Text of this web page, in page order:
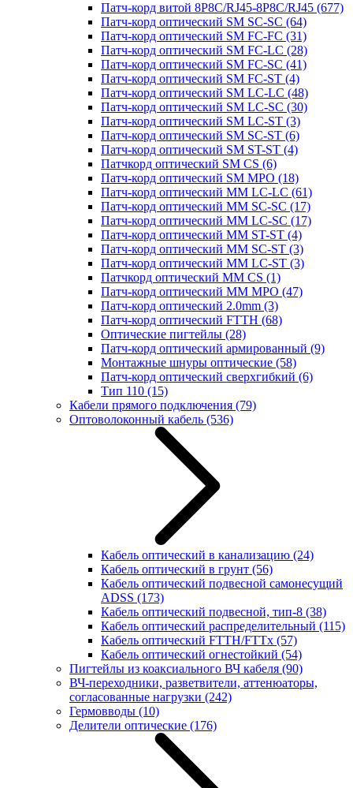
Патч-корд витой 8P8C/RJ45-8P8C/RJ45 (677)
Патч-корд оптический SM SC-SC (64)
Патч-корд оптический SM FC-FC (31)
Патч-корд оптический SM FC-LC (28)
Патч-корд оптический SM FC-SC (41)
Патч-корд оптический SM FC-ST (4)
Патч-корд оптический SM LC-LC (48)
Патч-корд оптический SM LC-SC (30)
Патч-корд оптический SM LC-ST (3)
Патч-корд оптический SM SC-ST (6)
Патч-корд оптический SM ST-ST (4)
Патчкорд оптический SM CS (6)
Патч-корд оптический SM MPO (18)
Патч-корд оптический MM LC-LC (61)
Патч-корд оптический MM SC-SC (17)
Патч-корд оптический MM LC-SC (17)
Патч-корд оптический MM ST-ST (4)
Патч-корд оптический MM SC-ST (3)
Патч-корд оптический MM LC-ST (3)
Патчкорд оптический MM CS (1)
Патч-корд оптический MM MPO (47)
Патч-корд оптический 2.0mm (3)
Патч-корд оптический FTTH (68)
Оптические пигтейлы (28)
Патч-корд оптический армированный (9)
Монтажные шнуры оптические (58)
Патч-корд оптический сверхгибкий (6)
Тип 110 (15)
Кабели прямого подключения (79)
Оптоволоконный кабель (536)
Кабель оптический в канализацию (24)
Кабель оптический в грунт (56)
Кабель оптический подвесной самонесущий
ADSS (173)
Кабель оптический подвесной, тип-8 (38)
Кабель оптический распределительный (115)
Кабель оптический FTTH/FTTx (57)
Кабель оптический огнестойкий (54)
Пигтейлы из коаксиального ВЧ кабеля (90)
ВЧ-переходники, разветвители, аттенюаторы,
согласованные нагрузки (242)
Гермовводы (10)
Делители оптические (176)